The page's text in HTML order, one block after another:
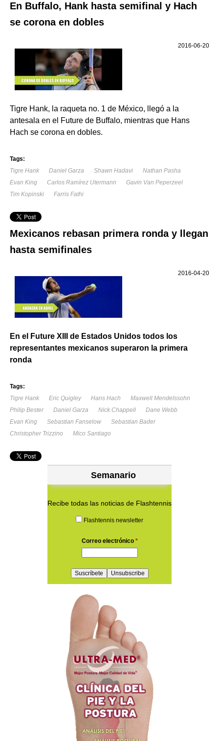
En Buffalo, Hank hasta semifinal y Hach
se corona en dobles
2016-06-20
Tigre Hank, la raqueta no. 1 de México, llegó a la
antesala en el Future de Buffalo, mientras que Hans
Hach se corona en dobles.
Tags:
Tigre Hank
Daniel Garza Shawn Hadavi
Nathan Pasha
Evan King
Carlos Ramírez Utermann
Gavin Van Peperzeel
Tim Kopinski
Farris Fathi
Mexicanos rebasan primera ronda y llegan
hasta semifinales
2016-04-20
En el Future XIII de Estados Unidos todos los
representantes mexicanos superaron la primera
ronda
Tags:
Tigre Hank
Eric Quigley Hans Hach
Maxwell Mendelssohn
Philip Bester
Daniel Garza Nick Chappell
Dane Webb
Evan King
Sebastian Fanselow
Sebastian Bader
Christopher Trizzino
Mico Santiago
Semanario
Recibe todas las noticias de Flashtennis
Flashtennis newsletter
Correo electrónico *